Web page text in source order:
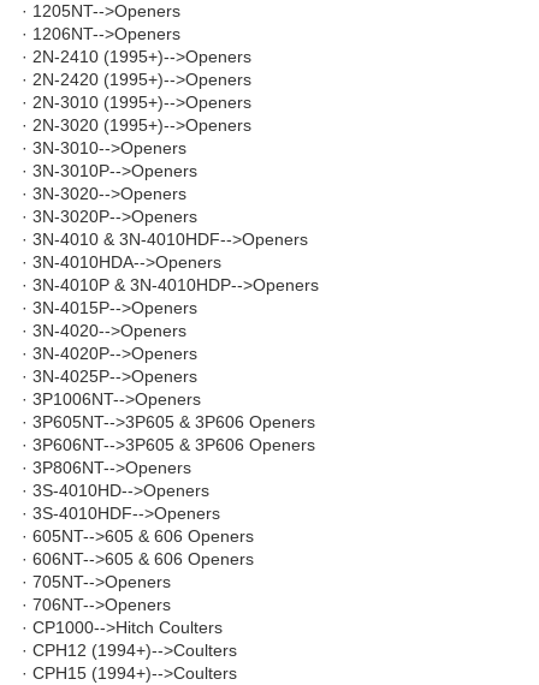
· 1205NT-->Openers
· 1206NT-->Openers
· 2N-2410 (1995+)-->Openers
· 2N-2420 (1995+)-->Openers
· 2N-3010 (1995+)-->Openers
· 2N-3020 (1995+)-->Openers
· 3N-3010-->Openers
· 3N-3010P-->Openers
· 3N-3020-->Openers
· 3N-3020P-->Openers
· 3N-4010 & 3N-4010HDF-->Openers
· 3N-4010HDA-->Openers
· 3N-4010P & 3N-4010HDP-->Openers
· 3N-4015P-->Openers
· 3N-4020-->Openers
· 3N-4020P-->Openers
· 3N-4025P-->Openers
· 3P1006NT-->Openers
· 3P605NT-->3P605 & 3P606 Openers
· 3P606NT-->3P605 & 3P606 Openers
· 3P806NT-->Openers
· 3S-4010HD-->Openers
· 3S-4010HDF-->Openers
· 605NT-->605 & 606 Openers
· 606NT-->605 & 606 Openers
· 705NT-->Openers
· 706NT-->Openers
· CP1000-->Hitch Coulters
· CPH12 (1994+)-->Coulters
· CPH15 (1994+)-->Coulters